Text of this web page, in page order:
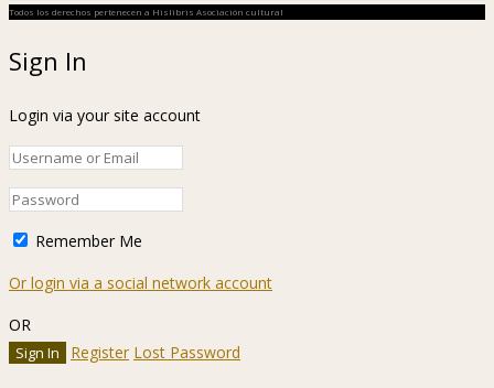
Todos los derechos pertenecen a Hislibris Asociación cultural
Sign In
Login via your site account
Remember Me
Or login via a social network account
OR
Register Lost Password